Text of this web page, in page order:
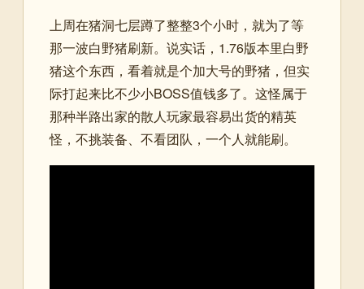
上周在猪洞七层蹲了整整3个小时，就为了等
那一波白野猪刷新。说实话，1.76版本里白野
猪这个东西，看着就是个加大号的野猪，但实
际打起来比不少小BOSS值钱多了。这怪属于
那种半路出家的散人玩家最容易出货的精英
怪，不挑装备、不看团队，一个人就能刷。